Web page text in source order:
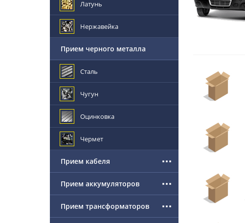
Латунь
Нержавейка
Прием черного металла
Сталь
Чугун
Оцинковка
Чермет
Прием кабеля
Прием аккумуляторов
Прием трансформаторов